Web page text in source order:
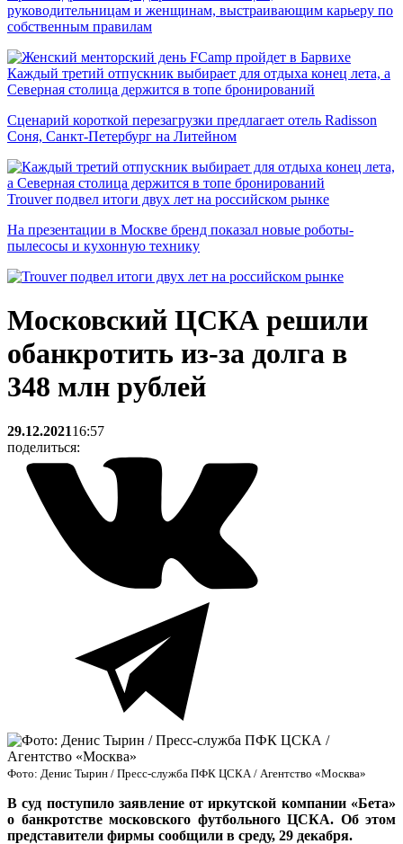
руководительницам и женщинам, выстраивающим карьеру по
собственным правилам
Каждый третий отпускник выбирает для отдыха конец лета, а
Северная столица держится в топе бронирований
Сценарий короткой перезагрузки предлагает отель Radisson
Соня, Санкт-Петербург на Литейном
Trouver подвел итоги двух лет на российском рынке
На презентации в Москве бренд показал новые роботы-
пылесосы и кухонную технику
Московский ЦСКА решили
обанкротить из-за долга в
348 млн рублей
29.12.202116:57
поделиться:
Фото: Денис Тырин / Пресс-служба ПФК ЦСКА / Агентство «Москва»
В суд поступило заявление от иркутской компании «Бета»
о банкротстве московского футбольного ЦСКА. Об этом
представители фирмы сообщили в среду, 29 декабря.